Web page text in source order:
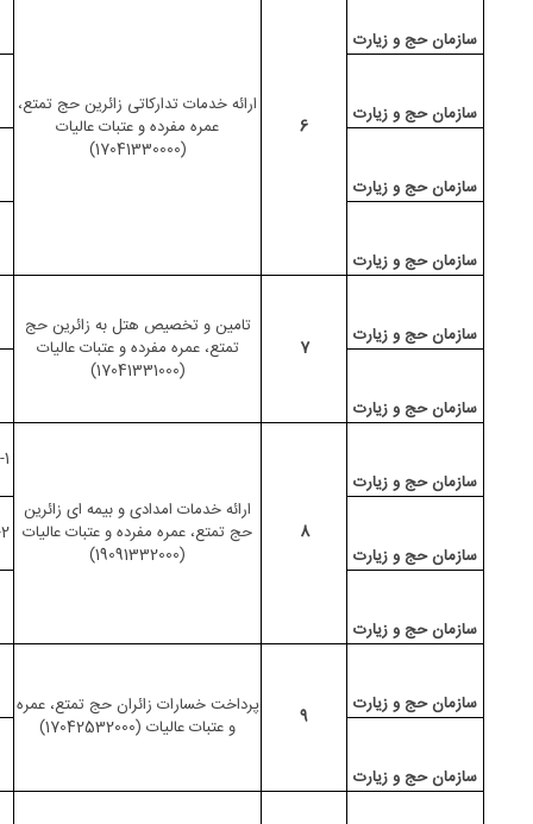
سازمان حج و زیارت
6
ارائه خدمات تدارکاتی زائرین حج تمتع،
عمره مفردهو عتبات عالیات
(17041330000)
سازمان حج و زیارت
سازمان حج و زیارت
سازمان حج و زیارت
سازمان حج و زیارت 7
تامین و تخصیص هتل به زائرینحج
تمتع، عمره مفردهو عتبات عالیات
(17041331000)
سازمان حج و زیارت
سازمان حج و زیارت
8
ارائه خدمات امدادی و بیمه ای زائرین
حج تمتع، عمره مفردهو عتبات عالیات
(19091332000)
1-ارائه خدمات پزشکی به زائرین در کشور زیارتی
سازمان حج و زیارت
2-ارائه خدمات بیمه ای به زائرین در کشور زیارتی
سازمان حج و زیارت
سازمان حج و زیارت 9
پرداخت خسارات زائران حج تمتع، عمره
و عتبات عالیات (17042532000)
سازمان حج و زیارت